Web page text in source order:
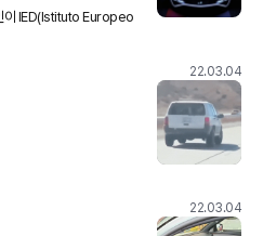
이 IED(Istituto Europeo
콘셉트 티저를 발표
22.03.04
22.03.04